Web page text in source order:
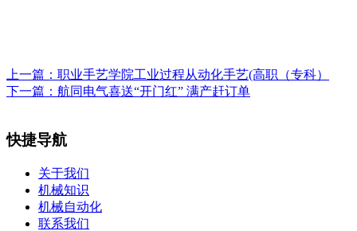
上一篇： 职业手艺学院工业过程从动化手艺(高职（专科）
下一篇： 航同电气喜送“开门红” 满产赶订单
快捷导航
关于我们
机械知识
机械自动化
联系我们